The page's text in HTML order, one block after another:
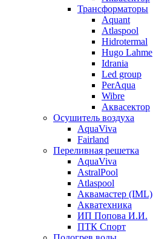
Трансформаторы
Aquant
Atlaspool
Hidrotermal
Hugo Lahme
Idrania
Led group
PerAqua
Wibre
Аквасектор
Осушитель воздуха
AquaViva
Fairland
Переливная решетка
AquaViva
AstralPool
Atlaspool
Аквамастер (IML)
Акватехника
ИП Попова И.И.
ПТК Спорт